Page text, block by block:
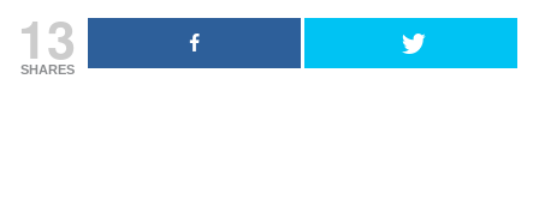
13
SHARES